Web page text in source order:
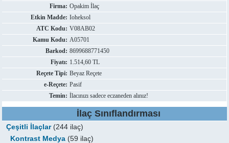
Firma: Opakim İlaç
Etkin Madde: Ioheksol
ATC Kodu: V08AB02
Kamu Kodu: A05701
Barkod: 8699688771450
Fiyatı: 1.514,60 TL
Reçete Tipi: Beyaz Reçete
e-Reçete: Pasif
Temin: İlacınızı sadece eczaneden alınız!
İlaç Sınıflandırması
Çeşitli İlaçlar(244 ilaç)
Kontrast Medya (59 ilaç)